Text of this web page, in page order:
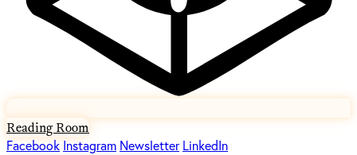
Reading Room
Facebook Instagram Newsletter LinkedIn